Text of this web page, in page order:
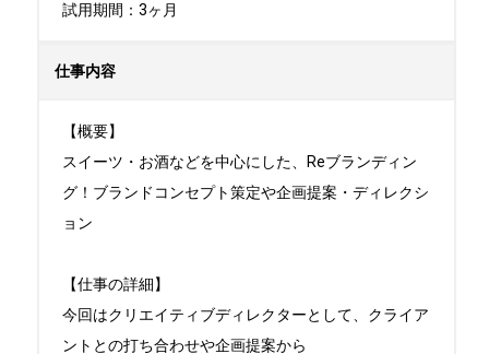
試用期間：3ヶ月
仕事内容
【概要】
スイーツ・お酒などを中心にした、Reブランディン
グ！ブランドコンセプト策定や企画提案・ディレクシ
ョン
【仕事の詳細】
今回はクリエイティブディレクターとして、クライア
ントとの打ち合わせや企画提案から